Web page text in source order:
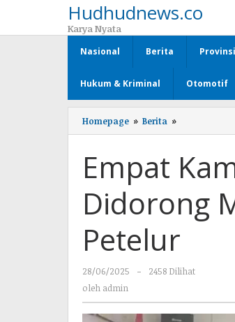
Hudhudnews.co
Karya Nyata
Nasional Berita Provinsi
Hukum & Kriminal Otomotif
Homepage » Berita »
Kampung
Way
Kanan
Mandiri
Lewat
Budidaya
Ayam
Empat
Didorong
Petelur
28/06/2025
oleh
-
2458 Dilihat
oleh admin